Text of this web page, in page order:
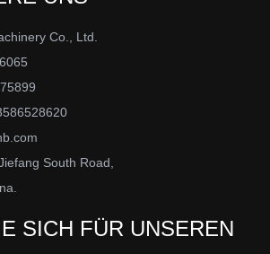
Co., Ltd.
South Road,
SICH FÜR UNSEREN